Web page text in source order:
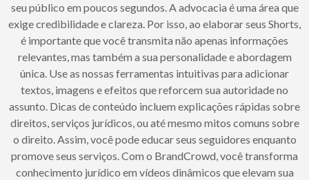
seu público em poucos segundos. A advocacia é uma área que
exige credibilidade e clareza. Por isso, ao elaborar seus Shorts,
é importante que você transmita não apenas informações
relevantes, mas também a sua personalidade e abordagem
única. Use as nossas ferramentas intuitivas para adicionar
textos, imagens e efeitos que reforcem sua autoridade no
assunto. Dicas de conteúdo incluem explicações rápidas sobre
direitos, serviços jurídicos, ou até mesmo mitos comuns sobre
o direito. Assim, você pode educar seus seguidores enquanto
promove seus serviços. Com o BrandCrowd, você transforma
conhecimento jurídico em vídeos dinâmicos que elevam sua